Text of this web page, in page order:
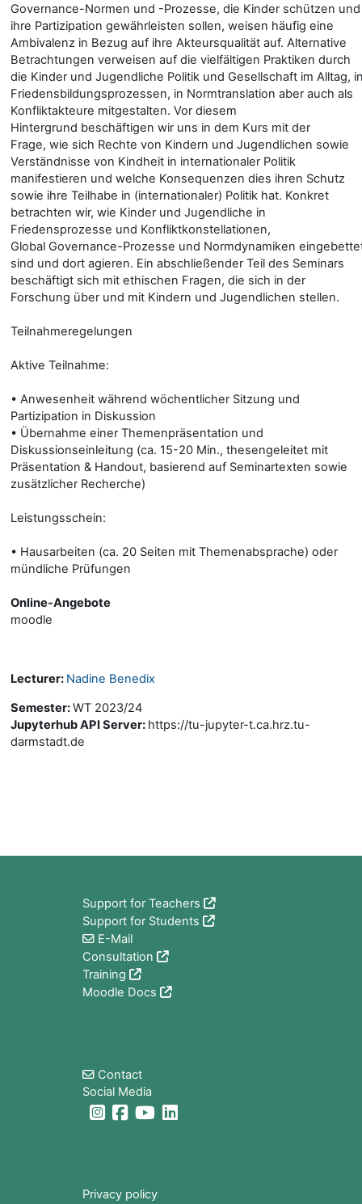
Governance-Normen und -Prozesse, die Kinder schützen und
ihre Partizipation gewährleisten sollen, weisen häufig eine
Ambivalenz in Bezug auf ihre Akteursqualität auf. Alternative
Betrachtungen verweisen auf die vielfältigen Praktiken durch
die Kinder und Jugendliche Politik und Gesellschaft im Alltag,
Friedensbildungsprozessen, in Normtranslation aber auch als
Konfliktakteure mitgestalten. Vor diesem
Hintergrund beschäftigen wir uns in dem Kurs mit der
Frage, wie sich Rechte von Kindern und Jugendlichen sowie
Verständnisse von Kindheit in internationaler Politik
manifestieren und welche Konsequenzen dies ihren Schutz
sowie ihre Teilhabe in (internationaler) Politik hat. Konkret
betrachten wir, wie Kinder und Jugendliche in
Friedensprozesse und Konfliktkonstellationen,
Global Governance-Prozesse und Normdynamiken
sind und dort agieren. Ein abschließender Teil des Seminars
beschäftigt sich mit ethischen Fragen, die sich in der
Forschung über und mit Kindern und Jugendlichen stellen.
Teilnahmeregelungen
Aktive Teilnahme:
• Anwesenheit während wöchentlicher Sitzung und
Partizipation in Diskussion
• Übernahme einer Themenpräsentation und
Diskussionseinleitung (ca. 15-20 Min., thesengeleitet mit
Präsentation & Handout, basierend auf Seminartexten sowie
zusätzlicher Recherche)
Leistungsschein:
• Hausarbeiten (ca. 20 Seiten mit Themenabsprache) oder
mündliche Prüfungen
Online-Angebote
moodle
Lecturer: Nadine Benedix
Semester:WT 2023/24
Jupyterhub API Server: https://tu-jupyter-t.ca.hrz.tu-
darmstadt.de
Support for Teachers
Support for Students
E-Mail
Consultation
Training
Moodle Docs
Contact
Social Media
Privacy policy